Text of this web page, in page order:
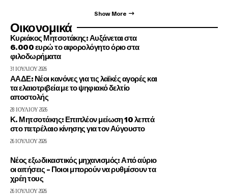
Show More
Οικονομικά
Κυριάκος Μητσοτάκης: Αυξάνεται στα
6.000 ευρώ το αφορολόγητο όριο στα
φιλοδωρήματα
31 ΙΟΥΛΊΟΥ 2026
ΑΑΔΕ: Νέοι κανόνες για τις λαϊκές αγορές και
τα ελαιοτριβεία με το ψηφιακό δελτίο
αποστολής
28 ΙΟΥΛΊΟΥ 2026
Κ. Μητσοτάκης: Επιπλέον μείωση 10 λεπτά
στο πετρέλαιο κίνησης για τον Αύγουστο
26 ΙΟΥΛΊΟΥ 2026
Νέος εξωδικαστικός μηχανισμός: Από αύριο
οι αιτήσεις – Ποιοι μπορούν να ρυθμίσουν τα
χρέη τους
26 ΙΟΥΛΊΟΥ 2026